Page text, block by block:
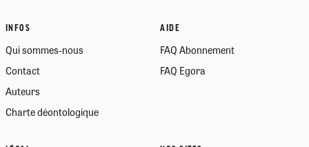
INFOS
Qui sommes-nous
Contact
Auteurs
Charte déontologique
AIDE
FAQ Abonnement
FAQ Egora